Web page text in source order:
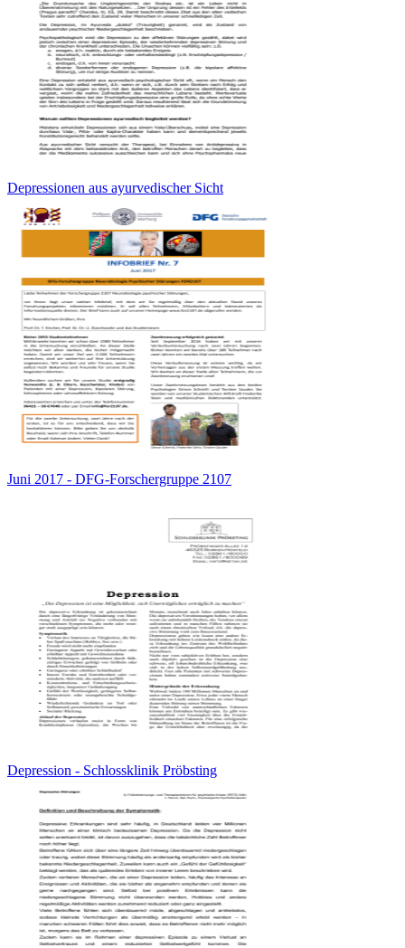
Depressionen aus ayurvedischer Sicht
Juni 2017 - DFG-Forschergruppe 2107
Depression - Schlossklinik Pröbsting